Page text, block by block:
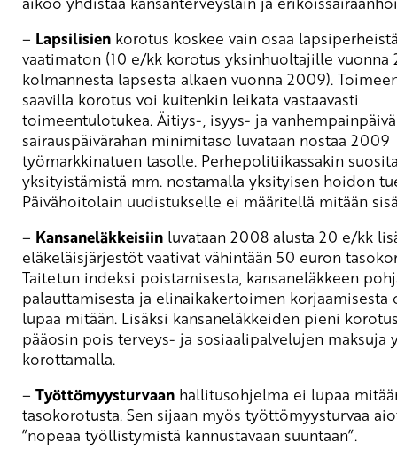
– Lapsilisien korotus koskee vain osaa
vaatimaton (10 e/kk korotus yksinhuoltajille vuonna
kolmannesta lapsesta alkaen vuonna 2009).
saavilla korotus voi kuitenkin leikata vastaavasti
toimeentulotukea. Äitiys-, isyys- ja
sairauspäivärahan minimitaso luvataan nostaa 2009
työmarkkinatuen tasolle. Perhepolitiikassakin
yksityistämistä mm. nostamalla yksityisen hoidon
Päivähoitolain uudistukselle ei määritellä mitään
– Kansaneläkkeisiin luvataan 2008 alusta 20 e/kk
eläkeläisjärjestöt vaativat vähintään 50 euron
Taitetun indeksi poistamisesta, kansaneläkkeen
palauttamisesta ja elinaikakertoimen korjaamisesta
lupaa mitään. Lisäksi kansaneläkkeiden pieni
pääosin pois terveys- ja sosiaalipalvelujen maksuja
korottamalla.
– Työttömyysturvaan hallitusohjelma ei lupaa
tasokorotusta. Sen sijaan myös työttömyysturvaa
”nopeaa työllistymistä kannustavaan suuntaan”.